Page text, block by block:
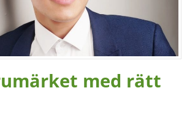
med rätt